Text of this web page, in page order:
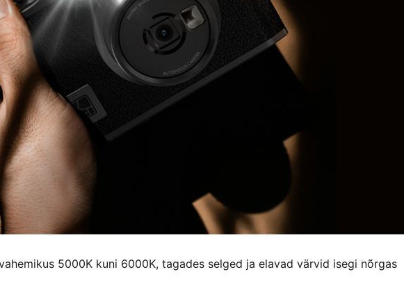
5000K kuni 6000K, tagades selged ja elavad värvid isegi nõrgas